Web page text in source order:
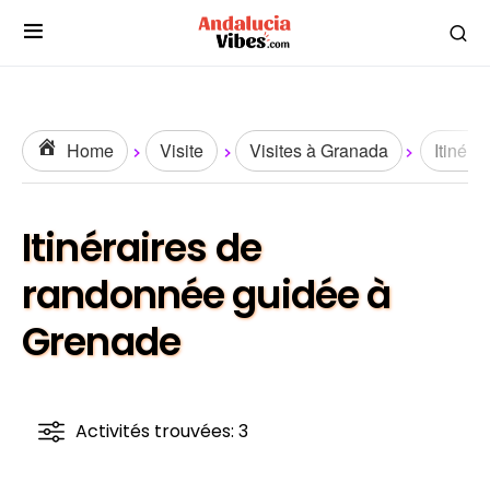
Home Visite Visites à Granada
Itinéraires de
randonnée guidée à
Grenade
Activités trouvées: 3